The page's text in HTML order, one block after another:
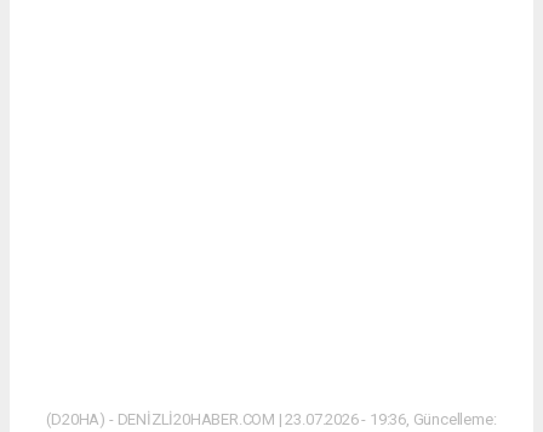
(D20HA) - DENİZLİ20HABER.COM | 23.07.2026 - 19:36, Güncelleme: